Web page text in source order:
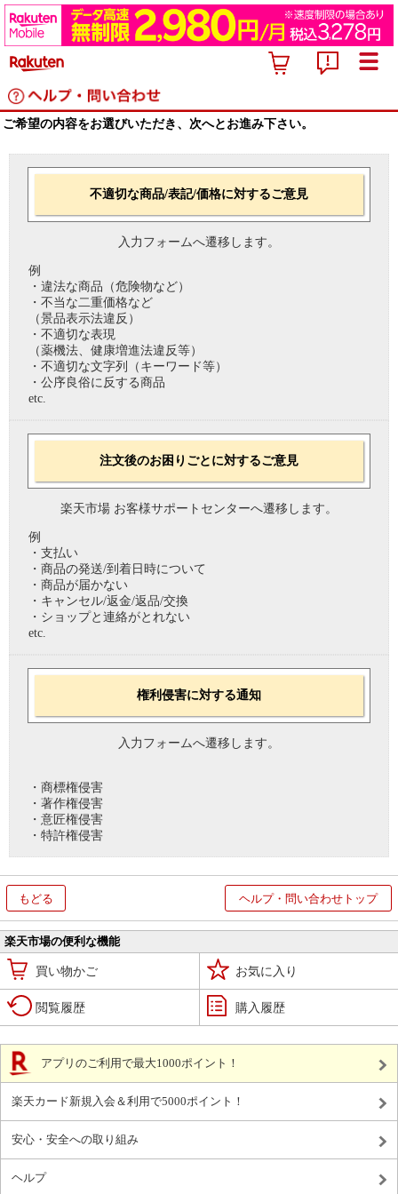
ご希望の内容をお選びいただき、次へとお進み下さい。
不適切な商品/表記/価格に対するご意見
入力フォームへ遷移します。
例
・違法な商品（危険物など）
・不当な二重価格など
（景品表示法違反）
・不適切な表現
（薬機法、健康増進法違反等）
・不適切な文字列（キーワード等）
・公序良俗に反する商品
etc.
注文後のお困りごとに対するご意見
楽天市場 お客様サポートセンターへ遷移します。
例
・支払い
・商品の発送/到着日時について
・商品が届かない
・キャンセル/返金/返品/交換
・ショップと連絡がとれない
etc.
権利侵害に対する通知
入力フォームへ遷移します。
・商標権侵害
・著作権侵害
・意匠権侵害
・特許権侵害
もどる ヘルプ・問い合わせトップ
楽天市場の便利な機能
買い物かご お気に入り
閲覧履歴 購入履歴
アプリのご利用で最大1000ポイント！
楽天カード新規入会＆利用で5000ポイント！
安心・安全への取り組み
ヘルプ